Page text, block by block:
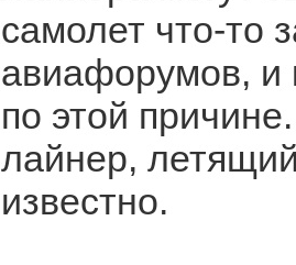
самолет что-то
авиафорумов, и
по этой
лайнер,
известно.